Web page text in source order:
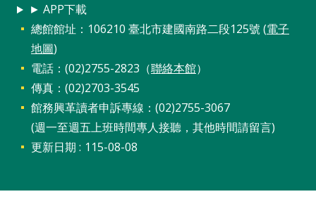
童
見
答
► APP下載
總館館址：106210 臺北市建國南路二段125號 (電子
地圖)
電話：(02)2755-2823（聯絡本館）
傳真：(02)2703-3545
館務興革讀者申訴專線：(02)2755-3067
(週一至週五上班時間專人接聽，其他時間請留言)
更新日期
115-08-08